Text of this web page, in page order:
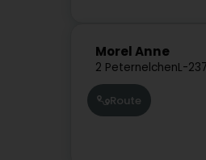
Morel Anne
2 PeternelchenL-
Route